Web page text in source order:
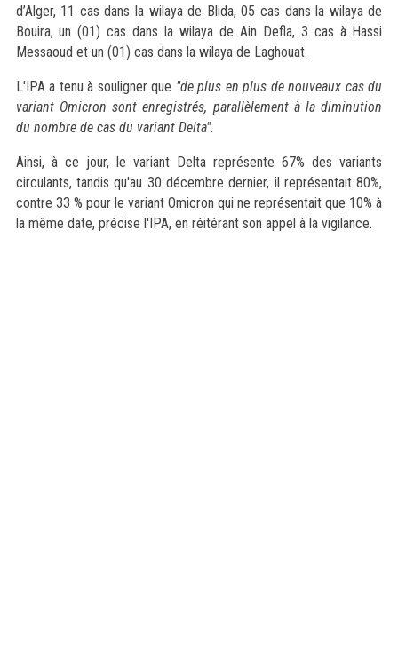
d’Alger, 11 cas dans la wilaya de Blida, 05 cas dans la wilaya de
Bouira, un (01) cas dans la wilaya de Ain Defla, 3 cas à Hassi
Messaoud et un (01) cas dans la wilaya de Laghouat.
L'IPA a tenu à souligner que "de plus en plus de nouveaux cas du
variant Omicron sont enregistrés, parallèlement à la diminution
du nombre de cas du variant Delta".
Ainsi, à ce jour, le variant Delta représente 67% des variants
circulants, tandis qu'au 30 décembre dernier, il représentait 80%,
contre 33 % pour le variant Omicron qui ne représentait que 10% à
la même date, précise l'IPA, en réitérant son appel à la vigilance.